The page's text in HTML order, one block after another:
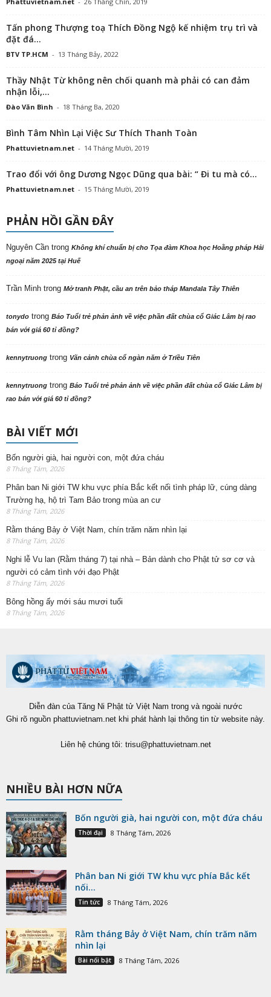
Tấn phong Thượng toạ Thích Đồng Ngộ kế nhiệm trụ trì và
đặt đá...
BTV TP.HCM - 13 Tháng Bảy, 2022
Thầy Nhật Từ không nên chối quanh mà phải có can đảm
nhận lỗi,...
Đào Văn Bình - 18 Tháng Ba, 2020
Bình Tâm Nhìn Lại Việc Sư Thích Thanh Toàn
Phattuvietnam.net - 14 Tháng Mười, 2019
Trao đổi với ông Dương Ngọc Dũng qua bài: “ Đi tu mà có...
Phattuvietnam.net - 15 Tháng Mười, 2019
PHẢN HỒI GẦN ĐÂY
Nguyên Cần trong Không khí chuẩn bị cho Tọa đàm Khoa học Hoằng pháp Hải
ngoại năm 2025 tại Huế
Trần Minh trong Mở tranh Phật, cầu an trên bảo tháp Mandala Tây Thiên
tonydo trong Báo Tuổi trẻ phản ảnh về việc phần đất chùa cổ Giác Lâm bị rao
bán với giá 60 tỉ đồng?
kennytruong trong Vãn cảnh chùa cổ ngàn năm ở Triều Tiên
kennytruong trong Báo Tuổi trẻ phản ảnh về việc phần đất chùa cổ Giác Lâm bị
rao bán với giá 60 tỉ đồng?
BÀI VIẾT MỚI
Bốn người già, hai người con, một đứa cháu
8 Tháng Tám, 2026
Phân ban Ni giới TW khu vực phía Bắc kết nối tình pháp lữ, cúng dàng
Trường hạ, hộ trì Tam Bảo trong mùa an cư
8 Tháng Tám, 2026
Rằm tháng Bảy ở Việt Nam, chín trăm năm nhìn lại
8 Tháng Tám, 2026
Nghi lễ Vu lan (Rằm tháng 7) tại nhà – Bản dành cho Phật tử sơ cơ và
người có cảm tình với đạo Phật
8 Tháng Tám, 2026
Bông hồng ấy mới sáu mươi tuổi
8 Tháng Tám, 2026
Diễn đàn của Tăng Ni Phật tử Việt Nam trong và ngoài nước
Ghi rõ nguồn phattuvietnam.net khi phát hành lại thông tin từ website này.
Liên hệ chúng tôi: trisu@phattuvietnam.net
NHIỀU BÀI HƠN NỮA
Bốn người già, hai người con, một đứa cháu
Thời đại 8 Tháng Tám, 2026
Phân ban Ni giới TW khu vực phía Bắc kết
nối...
Tin tức 8 Tháng Tám, 2026
Rằm tháng Bảy ở Việt Nam, chín trăm năm
nhìn lại
Bài nổi bật 8 Tháng Tám, 2026